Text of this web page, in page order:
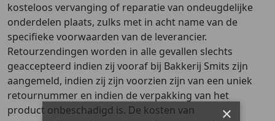
kosteloos vervanging of reparatie van ondeugdelijke
onderdelen plaats, zulks met in acht name van de
specifieke voorwaarden van de leverancier.
Retourzendingen worden in alle gevallen slechts
geaccepteerd indien zij vooraf bij Bakkerij Smits zijn
aangemeld, indien zij zijn voorzien zijn van een uniek
retournummer en indien de verpakking van het
product onbeschadigd is. De kosten van